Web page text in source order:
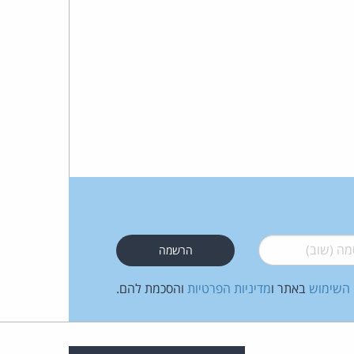
(שוב)*
השימוש באתר ומדיניות הפרטיות והסכמת להם.